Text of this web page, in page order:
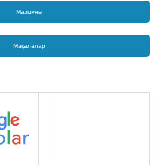
Мазмұны
Мақалалар